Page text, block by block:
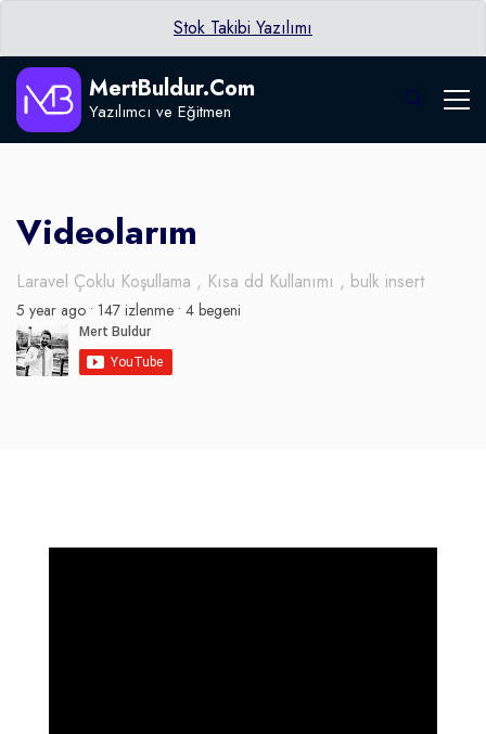
Stok Takibi Yazılımı
MertBuldur.Com
Yazılımcı ve Eğitmen
Videolarım
Laravel Çoklu Koşullama , Kısa dd Kullanımı , bulk insert
5 year ago • 147 izlenme • 4 begeni